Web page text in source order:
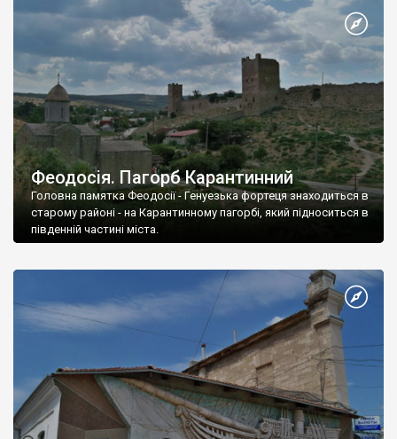
Феодосія. Пагорб Карантинний
Головна памятка Феодосії - Генуезька фортеця знаходиться в
старому районі - на Карантинному пагорбі, який підноситься в
південній частині міста.